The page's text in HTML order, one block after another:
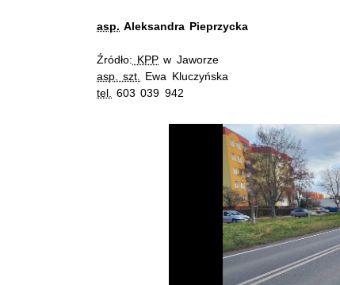
asp. Aleksandra Pieprzycka
Źródło: KPP w Jaworze
asp. szt.
Ewa Kluczyńska
tel.
603 039 942